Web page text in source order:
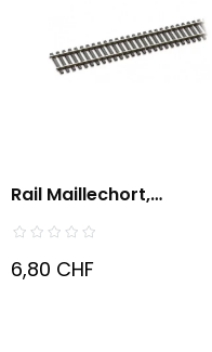
Rail Maillechort,
Traverses...
6,80 CHF